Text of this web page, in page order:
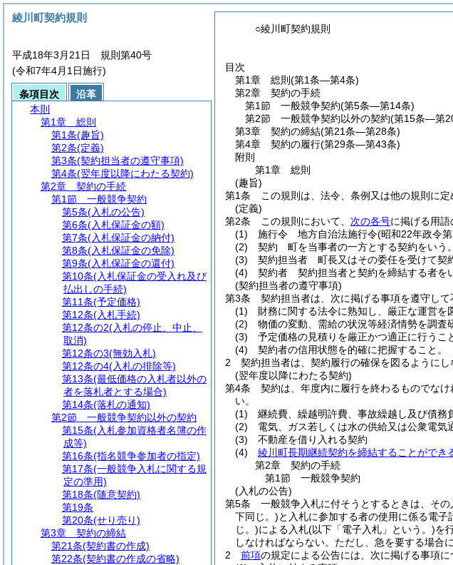
○綾川町契約規則
目次
第1章
総則 (第1条―第4条)
第2章
契約の手続
第1節
一般競争契約(第5条―第14条)
第2節
一般競争契約以外の契約(第15条―第
第3章
契約の締結(第21条―第28条)
第4章
契約の履行(第29条―第43条)
附則
第1章
総則
(趣旨)
第1条
この規則は、法令、条例又は他の規則に
(定義)
第2条
この規則において、 次の各号に掲げる用語
(1)
施行令 地方自治法施行令(昭和22年政令
(2)
契約 町を当事者の一方とする契約をいう。
(3)
契約担当者 町長又はその委任を受けて契
(4)
契約者 契約担当者と契約を締結する者を
(契約担当者の遵守事項)
第3条
契約担当者は、次に掲げる事項を遵守し
(1)
財務に関する法令に熟知し、厳正な運営を
(2)
物価の変動、需給の状況等経済情勢を調査
(3)
予定価格の見積りを厳正かつ適正に行うこ
(4)
契約者の信用状態を的確に把握すること。
2
契約担当者は、契約履行の確保を図るようにし
(翌年度以降にわたる契約)
第4条
契約は、年度内に履行を終わるものでなけ
い。
(1)
継続費、繰越明許費、事故繰越し及び債務
(2)
電気、ガス若しくは水の供給又は公衆電気
(3)
不動産を借り入れる契約
(4)
綾川町長期継続契約を締結することができ
第2章
契約の手続
第1節
一般競争契約
(入札の公告)
第5条
一般競争入札に付そうとするときは、その
下同じ。)と入札に参加する者の使用に係る電
じ。)による入札(以下「電子入札」という。)を
しなければならない。 ただし、急を要する場合
2
前項の規定による公告には、次に掲げる事項に
綾川町契約規則
平成18年3月21日 規則第40号
(令和7年4月1日施行)
条項目次
沿革
本則
第1章
総則
第1条(趣旨)
第2条(定義)
第3条(契約担当者の遵守事項)
第4条(翌年度以降にわたる契約)
第2章
契約の手続
第1節
一般競争契約
第5条(入札の公告)
第6条(入札保証金の額)
第7条(入札保証金の納付)
第8条(入札保証金の免除)
第9条(入札保証金の還付)
第10条(入札保証金の受入れ及び
払出しの手続)
第11条(予定価格)
第12条(入札手続)
第12条の2(入札の停止、中止、
取消)
第12条の3(無効入札)
第12条の4(入札の排除等)
第13条(最低価格の入札者以外の
者を落札者とする場合)
第14条(落札の通知)
第2節
一般競争契約以外の契約
第15条(入札参加資格者名簿の作
成等)
第16条(指名競争参加者の指定)
第17条(一般競争入札に関する規
定の準用)
第18条(随意契約)
第19条
第20条(せり売り)
第3章
契約の締結
第21条(契約書の作成)
第22条(契約書の作成の省略)